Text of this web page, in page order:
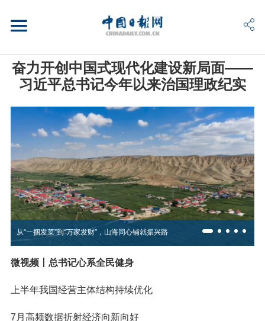
奋力开创中国式现代化建设新局面——
习近平总书记今年以来治国理政纪实
从“一捆发菜”到“万家发财”，山海同心铺就振兴路
微视频丨总书记心系全民健身
上半年我国经营主体结构持续优化
7月高频数据折射经济向新向好